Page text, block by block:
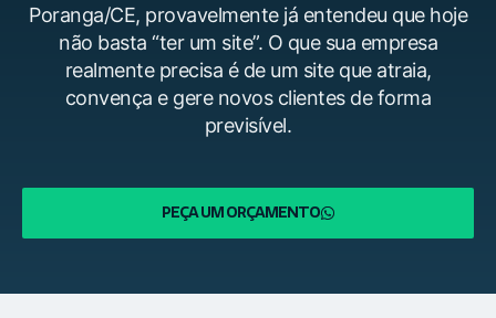
Poranga/CE, provavelmente já entendeu que hoje
não basta “ter um site”. O que sua empresa
realmente precisa é de um site que atraia,
convença e gere novos clientes de forma
previsível.
PEÇA UM ORÇAMENTO